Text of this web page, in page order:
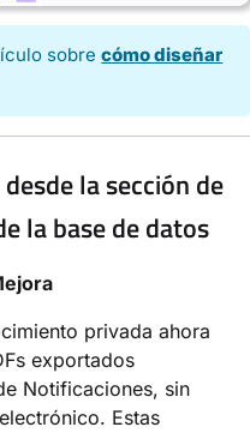
sobrecómo diseñar
la sección de
la base de datos
privada ahora
exportados
Notificaciones, sin
Estas